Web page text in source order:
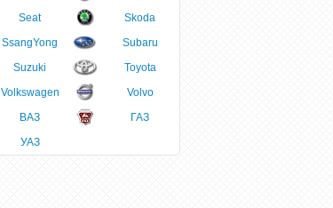
Seat
Skoda
SsangYong
Subaru
Suzuki
Toyota
Volkswagen
Volvo
ВАЗ
ГАЗ
УАЗ